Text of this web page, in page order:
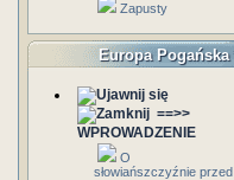
Zapusty
Europa Pogańska
==>>
WPROWADZENIE
O
słowiańszczyźnie przed